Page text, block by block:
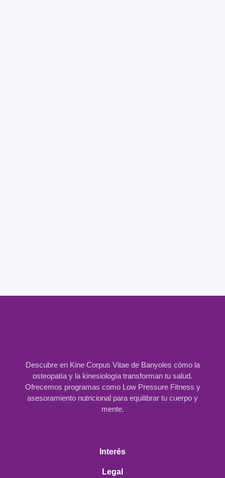
Descubre en Kine Corpus Vitae de Banyoles cómo la
osteopatía y la kinesiología transforman tu salud.
Ofrecemos programas como Low Pressure Fitness y
asesoramiento nutricional para equilibrar tu cuerpo y
mente.
Interés
Legal